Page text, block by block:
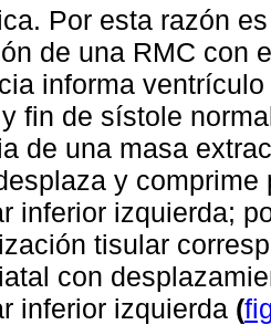
Por esta razón
de una RMC con
informa
fin de sístole
de una masa
y
inferior izquierda;
tisular
con
inferior izquierda (